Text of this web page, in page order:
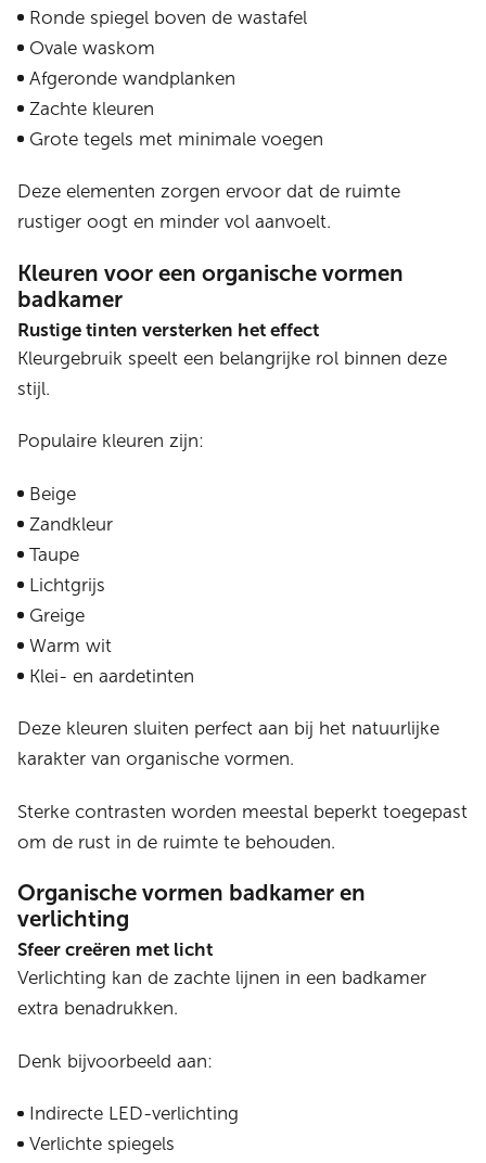
Ronde spiegel boven de wastafel
Ovale waskom
Afgeronde wandplanken
Zachte kleuren
Grote tegels met minimale voegen
Deze elementen zorgen ervoor dat de ruimte
rustiger oogt en minder vol aanvoelt.
Kleuren voor een organische vormen
badkamer
Rustige tinten versterken het effect
Kleurgebruik speelt een belangrijke rol binnen deze
stijl.
Populaire kleuren zijn:
Beige
Zandkleur
Taupe
Lichtgrijs
Greige
Warm wit
Klei- en aardetinten
Deze kleuren sluiten perfect aan bij het natuurlijke
karakter van organische vormen.
Sterke contrasten worden meestal beperkt toegepast
om de rust in de ruimte te behouden.
Organische vormen badkamer en
verlichting
Sfeer creëren met licht
Verlichting kan de zachte lijnen in een badkamer
extra benadrukken.
Denk bijvoorbeeld aan:
Indirecte LED-verlichting
Verlichte spiegels